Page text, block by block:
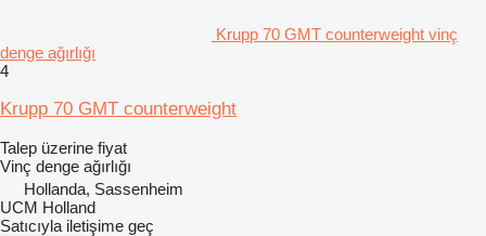
Krupp 70 GMT counterweight vinç
denge ağırlığı
4
Krupp 70 GMT counterweight
Talep üzerine fiyat
Vinç denge ağırlığı
Hollanda, Sassenheim
UCM Holland
Satıcıyla iletişime geç